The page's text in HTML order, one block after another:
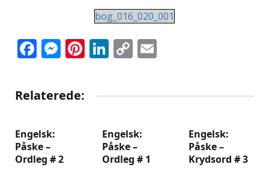
bog_016_020_001
Facebook
Messenger
Pinterest
LinkedIn
Copy
Relaterede:
Engelsk:
Påske –
Ordleg # 2
Engelsk:
Påske –
Ordleg # 1
Engelsk:
Påske –
Krydsord # 3